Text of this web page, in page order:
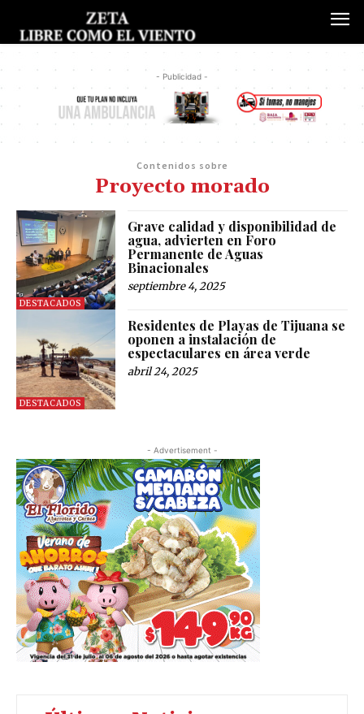
- Publicidad -
Contenidos sobre
Proyecto morado
DESTACADOS
Grave calidad y disponibilidad de
agua, advierten en Foro
Permanente de Aguas
Binacionales
septiembre 4, 2025
DESTACADOS
Residentes de Playas de Tijuana se
oponen a instalación de
espectaculares en área verde
abril 24, 2025
- Advertisement -